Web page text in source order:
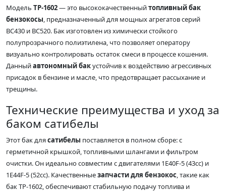
Модель TP-1602— это высококачественныйтопливный бак
бензокосы, предназначенный для мощных агрегатов серий
BC430 и BC520. Бак изготовлен из химически стойкого
полупрозрачного полиэтилена, что позволяет оператору
визуально контролировать остаток смеси в процессе кошения.
Данныйавтономный бакустойчив к воздействию агрессивных
присадок в бензине и масле, что предотвращает рассыхание и
трещины.
Технические преимущества и уход за
баком сатибелы
Этот бак длясатибелы поставляется в полном сборе: с
герметичной крышкой, топливными шлангами и фильтром
очистки. Он идеально совместим с двигателями 1E40F-5 (43сс) и
1E44F-5 (52сс). Качественныезапчасти для бензокос, такие как
бак TP-1602, обеспечивают стабильную подачу топлива и